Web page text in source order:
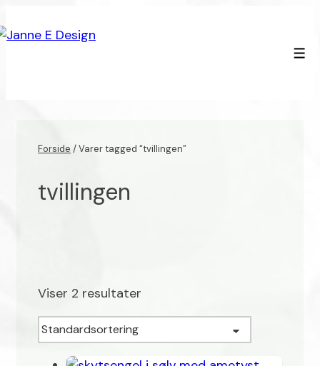
Hop
Forside / Varer tagged “tvillingen”
tvillingen
Viser 2 resultater